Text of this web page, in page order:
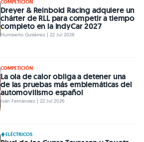
COMPETICIÓN
Dreyer & Reinbold Racing adquiere un
chárter de RLL para competir a tiempo
completo en la IndyCar 2027
Humberto Gutiérrez | 22 Jul 2026
COMPETICIÓN
La ola de calor obliga a detener una
de las pruebas más emblemáticas del
automovilismo español
Iván Fernández | 22 Jul 2026
ELÉCTRICOS